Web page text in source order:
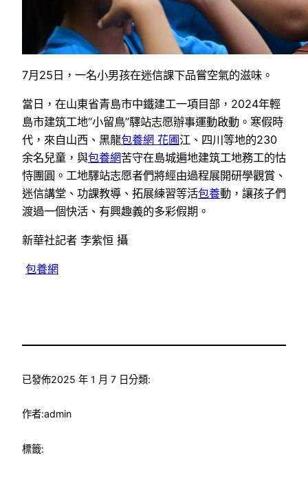
7月25日，一名小男孩在迷信課下品嘗空氣的滋味。
當日，在山東省青島市中鐵建工一項目部，2024年輕
島市建筑工地“小留鳥”驛站志愿辦事運動啟動。寒假時
代，來自山西、黑龍包養網 花圃江、四川等地的230
余名兒童，與包養網苦守在島城遍地建筑工地務工的怙
恃團圓。工地驛站志愿者們將經由過程展開研學觀賞、
迷信講堂、功課教導、拓展練習等活包養動，讓孩子們
渡過一個快活、有興趣義的多彩假期。
新華社記者 李紫恒 攝
包養網
已發佈2025 年 1 月 7 日分類:
作者:admin
標籤: